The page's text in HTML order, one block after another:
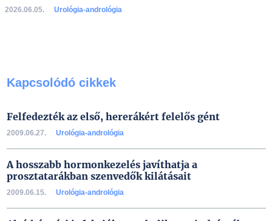
2026.06.05. Urológia-andrológia
Kapcsolódó cikkek
Felfedezték az első, hererákért felelős gént
2009.06.27. Urológia-andrológia
A hosszabb hormonkezelés javíthatja a
prosztatarákban szenvedők kilátásait
2009.06.15. Urológia-andrológia